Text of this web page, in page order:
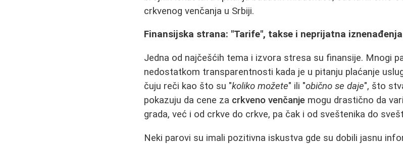
crkvenog venčanja u Srbiji.
Finansijska strana: "Tarife", takse i neprijatna iznenađenja
Jedna od najčešćih tema i izvora stresa su finansije. Mnogi
nedostatkom transparentnosti kada je u pitanju plaćanje
čuju reči kao što su "koliko možete" ili "obično se daje", što
pokazuju da cene za crkveno venčanje mogu drastično da
grada, već i od crkve do crkve, pa čak i od sveštenika do
Neki parovi su imali pozitivna iskustva gde su dobili jasnu